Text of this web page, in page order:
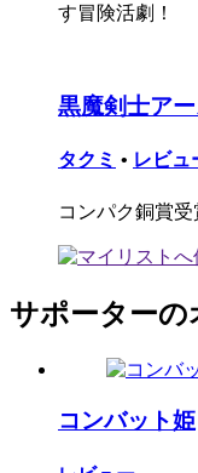
す冒険活劇！
黒魔剣士ア
タクミ • レビュ
コンパク銅賞
サポーター
コンバット姫